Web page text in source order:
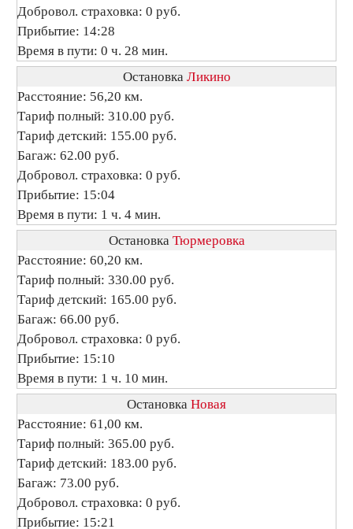
Добровол. страховка: 0 руб.
Прибытие: 14:28
Время в пути: 0 ч. 28 мин.
Остановка Ликино
Расстояние: 56,20 км.
Тариф полный: 310.00 руб.
Тариф детский: 155.00 руб.
Багаж: 62.00 руб.
Добровол. страховка: 0 руб.
Прибытие: 15:04
Время в пути: 1 ч. 4 мин.
Остановка Тюрмеровка
Расстояние: 60,20 км.
Тариф полный: 330.00 руб.
Тариф детский: 165.00 руб.
Багаж: 66.00 руб.
Добровол. страховка: 0 руб.
Прибытие: 15:10
Время в пути: 1 ч. 10 мин.
Остановка Новая
Расстояние: 61,00 км.
Тариф полный: 365.00 руб.
Тариф детский: 183.00 руб.
Багаж: 73.00 руб.
Добровол. страховка: 0 руб.
Прибытие: 15:21